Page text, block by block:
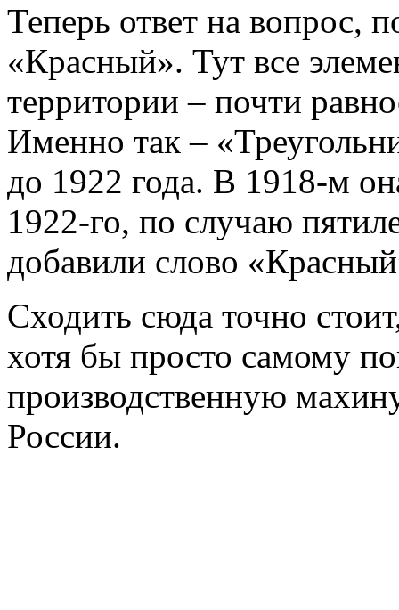
Теперь ответ на вопрос,
«Красный». Тут все
территории – почти
Именно так –
до 1922 года. В 1918-м
1922-го, по случаю
добавили слово
Сходить сюда точно
хотя бы просто самому
производственную
России.